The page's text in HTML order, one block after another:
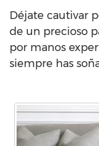
Déjate cautivar
de un precioso
por manos
siempre has